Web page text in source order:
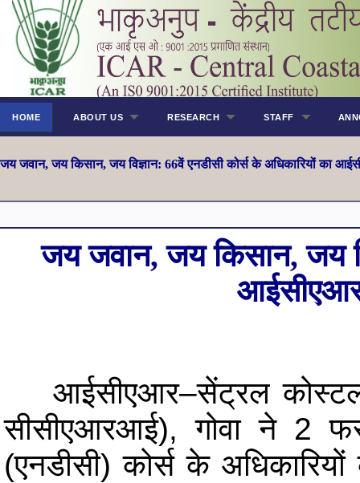
HOME ABOUT US RESEARCH STAFF
जय जवान, जय किसान, जय विज्ञान: 66वें एनडीसी कोर्स के अधिकारियों का
जय जवान, जय किसान, जय
आईसीएआर–सेंट्रल
सीसीएआरआई), गोवा ने 2
(एनडीसी) कोर्स के